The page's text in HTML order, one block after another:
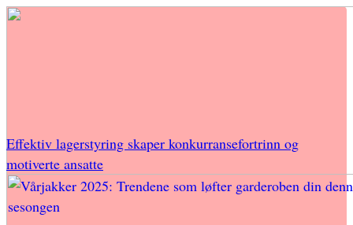
Effektiv lagerstyring skaper konkurransefortrinn og
motiverte ansatte